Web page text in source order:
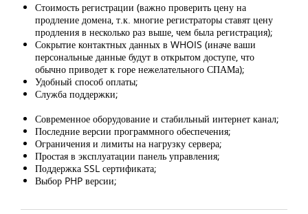
Стоимость регистрации (важно проверить цену на
продление домена, т.к. многие регистраторы ставят цену
продления в несколько раз выше, чем была регистрация);
Сокрытие контактных данных в WHOIS (иначе ваши
персональные данные будут в открытом доступе, что
обычно приводет к горе нежелательного СПАМа);
Удобный способ оплаты;
Служба поддержки;
Современное оборудование и стабильный интернет канал;
Последние версии программного обеспечения;
Ограничения и лимиты на нагрузку сервера;
Простая в эксплуатации панель управления;
Поддержка SSL сертификата;
Выбор PHP версии;